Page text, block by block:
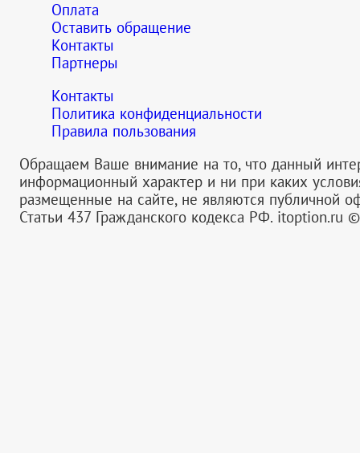
Оплата
Оставить обращение
Контакты
Партнеры
Контакты
Политика конфиденциальности
Правила пользования
Обращаем Ваше внимание на то, что данный
информационный характер и ни при каких
размещенные на сайте, не являются публичной
Статьи 437 Гражданского кодекса РФ. itoption.ru